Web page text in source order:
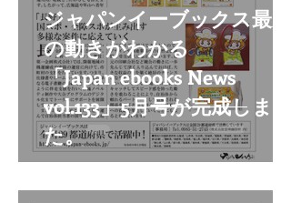
ジャパンイーブックス最新
の動きがわかる
「Japan ebooks News
vol.133」5月号が完成しまし
た。